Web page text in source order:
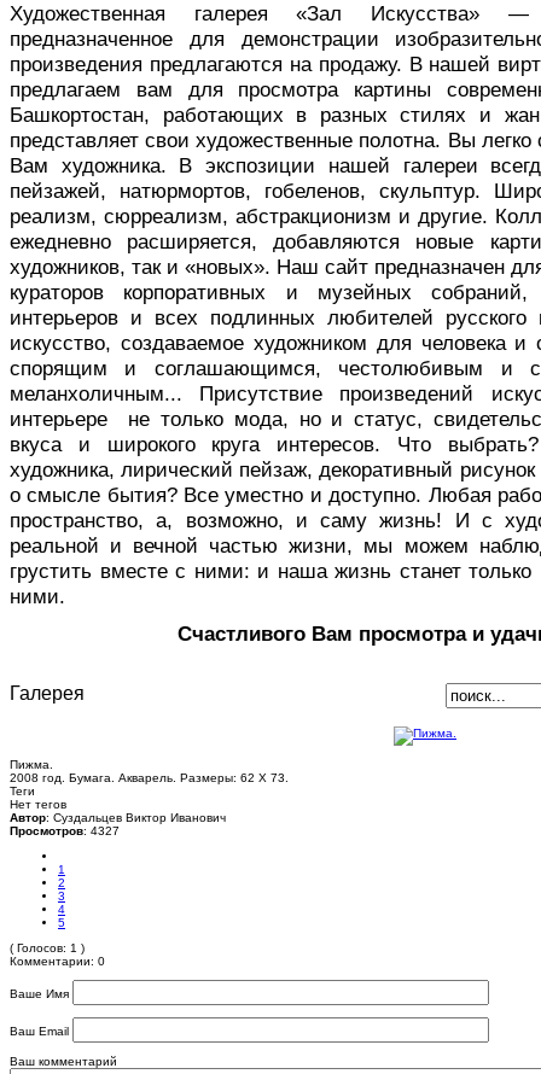
Художественная галерея «Зал Искусства» —
предназначенное для демонстрации
произведения предлагаются на продажу. В нашей
предлагаем вам для просмотра картины
Башкортостан, работающих в разных стилях и
представляет свои художественные полотна. Вы
Вам художника. В экспозиции нашей галереи
пейзажей, натюрмортов, гобеленов, скульптур.
реализм, сюрреализм, абстракционизм и другие.
ежедневно расширяется, добавляются новые
художников, так и «новых». Наш сайт предназначен
кураторов корпоративных и музейных
интерьеров и всех подлинных любителей
искусство, создаваемое художником для человека и
спорящим и соглашающимся, честолюбивым и
меланхоличным... Присутствие произведений
интерьере не только мода, но и статус,
вкуса и широкого круга интересов. Что
художника, лирический пейзаж, декоративный
о смысле бытия? Все уместно и доступно. Любая
пространство, а, возможно, и саму жизнь! И с
реальной и вечной частью жизни, мы можем
грустить вместе с ними: и наша жизнь станет только
ними.
Счастливого Вам просмотра и
Галерея
Пижма.
2008 год. Бумага. Акварель. Размеры: 62 Х 73.
Теги
Нет тегов
Автор: Суздальцев Виктор Иванович
Просмотров: 4327
1
2
3
4
5
( Голосов: 1 )
Комментарии: 0
Ваше Имя
Ваш Email
Ваш комментарий